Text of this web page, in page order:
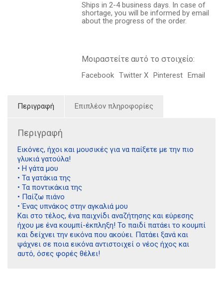
Ships in 2-4 business days. In case of
shortage, you will be informed by email
about the progress of the order.
Μοιραστείτε αυτό το στοιχείο:
Facebook Twitter X Pinterest Email
Περιγραφή Επιπλέον πληροφορίες
Περιγραφή
Εικόνες, ήχοι και μουσικές για να παίξετε με την πιο
γλυκιά γατούλα!
• Η γάτα μου
• Τα γατάκια της
• Τα ποντικάκια της
• Παίζω πιάνο
• Ένας υπνάκος στην αγκαλιά μου
Και στο τέλος, ένα παιχνίδι αναζήτησης και εύρεσης
ήχου με ένα κουμπί-έκπληξη! Το παιδί πατάει το κουμπί
και δείχνει την εικόνα που ακούει. Πατάει ξανά και
ψάχνει σε ποια εικόνα αντιστοιχεί ο νέος ήχος και
αυτό, όσες φορές θέλει!